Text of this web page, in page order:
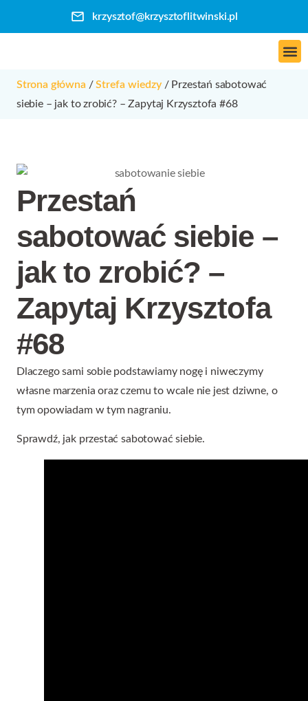
krzysztof@krzysztoflitwinski.pl
Strona główna /Strefa wiedzy/ Przestań sabotować
siebie – jak to zrobić? – Zapytaj Krzysztofa #68
Przestań
sabotować siebie –
jak to zrobić? –
Zapytaj Krzysztofa
#68
Dlaczego sami sobie podstawiamy nogę i niweczymy
własne marzenia oraz czemu to wcale nie jest dziwne, o
tym opowiadam w tym nagraniu.
Sprawdź, jak przestać sabotować siebie.